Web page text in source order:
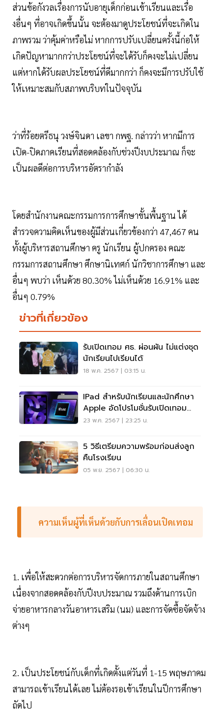
ส่วนข้อกังวลเรื่องการนับอายุเด็กก่อนเข้าเรียนและเรื่อ
งอื่นๆ ที่อาจเกิดขึ้นนั้น จะต้องมาดูประโยชน์ที่จะเกิดใน
ภาพรวม ว่าคุ้มค่าหรือไม่ หากการปรับเปลี่ยนครั้งนี้ก่อให้
เกิดปัญหามากกว่าประโยชน์ที่จะได้รับก็คงจะไม่เปลี่ยน
แต่หากได้รับผลประโยชน์ที่ดีมากกว่า ก็คงจะมีการปรับใช้
ให้เหมาะสมกับสภาพบริบทในปัจจุบัน
ว่าที่ร้อยตรีธนุ วงษ์จินดา เลขา กพฐ. กล่าวว่า หากมีการ
เปิด-ปิดภาคเรียนที่สอดคล้องกับช่วงปีงบประมาณ ก็จะ
เป็นผลดีต่อการบริหารอัตรากำลัง
โดยสำนักงานคณะกรรมการการศึกษาขั้นพื้นฐาน ได้
สำรวจความคิดเห็นของผู้มีส่วนเกี่ยวข้องกว่า 47,467 คน
ทั้งผู้บริหารสถานศึกษา ครู นักเรียน ผู้ปกครอง คณะ
กรรมการสถานศึกษา ศึกษานิเทศก์ นักวิชาการศึกษา และ
อื่นๆ พบว่า เห็นด้วย 80.30% ไม่เห็นด้วย 16.91% และ
อื่นๆ 0.79%
ข่าวที่เกี่ยวข้อง
รับเปิดเทอม ศธ. ผ่อนผัน ไม่แต่งชุด
นักเรียนไปเรียนได้
18 พ.ค. 2567 | 03:15 น.
IPad สำหรับนักเรียนและนักศึกษา
Apple อัดโปรโมชั่นรับเปิดเทอม
2567
23 พ.ค. 2567 | 23:25 น.
5 วิธีเตรียมความพร้อมก่อนส่งลูก
คืนโรงเรียน
05 พ.ย. 2567 | 06:30 น.
ความเห็นผู้ที่เห็นด้วยกับการเลื่อนเปิดเทอม
1. เพื่อให้สะดวกต่อการบริหารจัดการภายในสถานศึกษา
เนื่องจากสอดคล้องกับปีงบประมาณ รวมถึงด้านการเบิก
จ่ายอาหารกลางวันอาหารเสริม (นม) และการจัดซื้อจัดจ้าง
ต่างๆ
2. เป็นประโยชน์กับเด็กที่เกิดตั้งแต่วันที่ 1-15 พฤษภาคม
สามารถเข้าเรียนได้เลย ไม่ต้องรอเข้าเรียนในปีการศึกษา
ถัดไป